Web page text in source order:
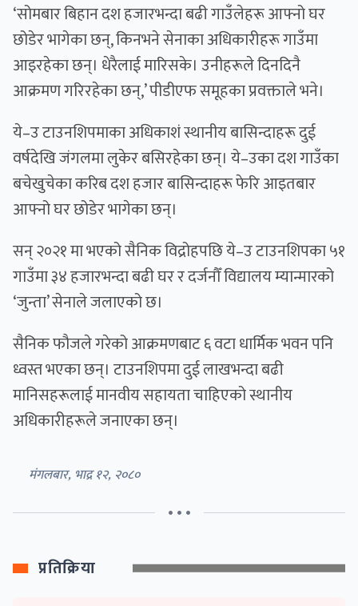
‘सोमबार बिहान दश हजारभन्दा बढी गाउँलेहरू आफ्नो घर
छोडेर भागेका छन्, किनभने सेनाका अधिकारीहरू गाउँमा
आइरहेका छन्। धेरैलाई मारिसके। उनीहरूले दिनदिनै
आक्रमण गरिरहेका छन्,’ पीडीएफ समूहका प्रवक्ताले भने।
ये–उ टाउनशिपमाका अधिकाशं स्थानीय बासिन्दाहरू दुई
वर्षदेखि जंगलमा लुकेर बसिरहेका छन्। ये–उका दश गाउँका
बचेखुचेका करिब दश हजार बासिन्दाहरू फेरि आइतबार
आफ्नो घर छोडेर भागेका छन्।
सन् २०२१ मा भएको सैनिक विद्रोहपछि ये–उ टाउनशिपका ५१
गाउँमा ३४ हजारभन्दा बढी घर र दर्जनौँ विद्यालय म्यान्मारको
‘जुन्ता’ सेनाले जलाएको छ।
सैनिक फौजले गरेको आक्रमणबाट ६ वटा धार्मिक भवन पनि
ध्वस्त भएका छन्। टाउनशिपमा दुई लाखभन्दा बढी
मानिसहरूलाई मानवीय सहायता चाहिएको स्थानीय
अधिकारीहरूले जनाएका छन्।
मंगलबार, भाद्र १२, २०८०
• • •
प्रतिक्रिया